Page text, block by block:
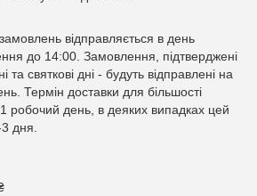
відправляється в день
до 14:00. Замовлення, підтверджені
та святкові дні - будуть відправлені на
Термін доставки для більшості
робочий день, в деяких випадках цей
дня.